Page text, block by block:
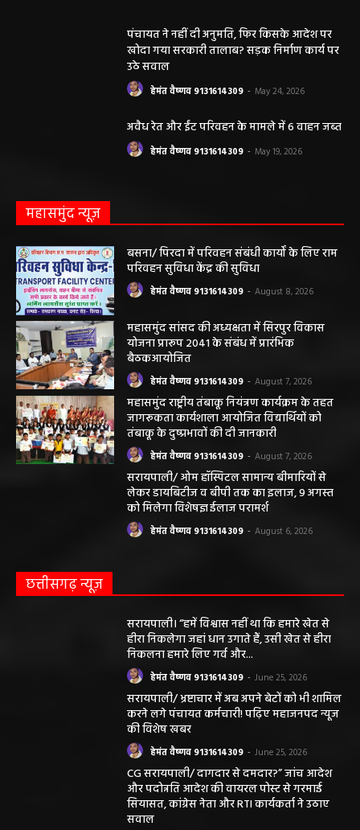
पंचायत ने नहीं दी अनुमति, फिर किसके आदेश पर
खोदा गया सरकारी तालाब? सड़क निर्माण कार्य पर
उठे सवाल
हेमंत वैष्णव 9131614309 - May 24, 2026
अवैध रेत और ईंट परिवहन के मामले में 6 वाहन जब्त
हेमंत वैष्णव 9131614309 - May 19, 2026
महासमुंद न्यूज़
बसना/ पिरदा में परिवहन संबंधी कार्यों के लिए राम
परिवहन सुविधा केंद्र की सुविधा
हेमंत वैष्णव 9131614309 - August 8, 2026
महासमुंद सांसद की अध्यक्षता में सिरपुर विकास
योजना प्रारूप 2041 के संबंध में प्रारंभिक
बैठकआयोजित
हेमंत वैष्णव 9131614309 - August 7, 2026
महासमुंद राष्ट्रीय तंबाकू नियंत्रण कार्यक्रम के तहत
जागरूकता कार्यशाला आयोजित विद्यार्थियों को
तंबाकू के दुष्प्रभावों की दी जानकारी
हेमंत वैष्णव 9131614309 - August 7, 2026
सरायपाली/ ओम हॉस्पिटल सामान्य बीमारियों से
लेकर डायबिटीज व बीपी तक का इलाज, 9 अगस्त
को मिलेगा विशेषज्ञ ईलाज परामर्श
हेमंत वैष्णव 9131614309 - August 6, 2026
छत्तीसगढ़ न्यूज़
सरायपाली। “हमें विश्वास नहीं था कि हमारे खेत से
हीरा निकलेगा जहां धान उगाते हैं, उसी खेत से हीरा
निकलना हमारे लिए गर्व और...
हेमंत वैष्णव 9131614309 - June 25, 2026
सरायपाली/ भ्रष्टाचार में अब अपने बेटों को भी शामिल
करने लगे पंचायत कर्मचारी! पढ़िए महाजनपद न्यूज
की विशेष खबर
हेमंत वैष्णव 9131614309 - June 25, 2026
CG सरायपाली/ दागदार से दमदार?” जांच आदेश
और पदोन्नति आदेश की वायरल पोस्ट से गरमाई
सियासत, कांग्रेस नेता और RTI कार्यकर्ता ने उठाए
सवाल